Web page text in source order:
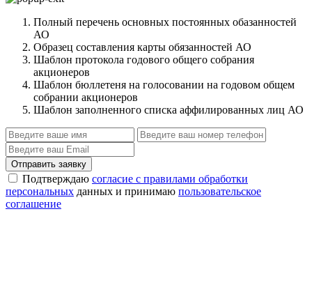
Полный перечень основных постоянных обазанностей
АО
Образец составления карты обязанностей АО
Шаблон протокола годового общего собрания
акционеров
Шаблон бюллетеня на голосовании на годовом общем
собрании акционеров
Шаблон заполненного списка аффилированных лиц АО
Отправить заявку
Подтверждаю согласие с правилами обработки
персональных данных и принимаю пользовательское
соглашение